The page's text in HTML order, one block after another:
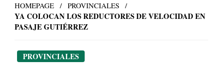
HOMEPAGE PROVINCIALES
YA COLOCAN LOS REDUCTORES DE VELOCIDAD EN
PASAJE GUTIÉRREZ
PROVINCIALES